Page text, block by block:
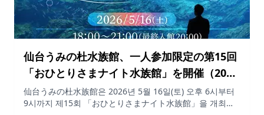
仙台うみの杜水族館、一人参加限定の第15回
「おひとりさまナイト水族館」を開催（2026
年5月16日）
仙台うみの杜水族館은 2026년 5월 16일(토) 오후 6시부터
9시까지 제15회 「おひとりさまナイト水族館」을 개최합